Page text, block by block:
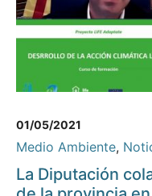
01/05/2021
Medio Ambiente,
La Diputación